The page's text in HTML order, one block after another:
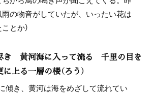
の物音がしていたが、いったい花は
とか）
き 黄河海に入って流る 千里の目を
上る一層の楼（ろう）
傾き、黄河は海をめざして流れてい